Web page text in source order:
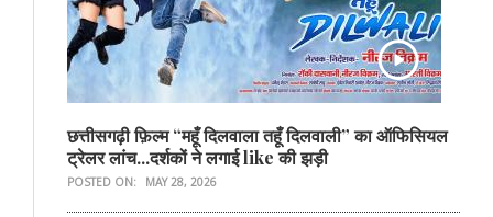
छत्तीसगढ़ी फ़िल्म “महूँ दिलवाला तहूँ दिलवाली” का ऑफिसियल
ट्रेलर लांच...दर्शकों ने लगाई like की झड़ी
POSTED ON: MAY 28, 2026